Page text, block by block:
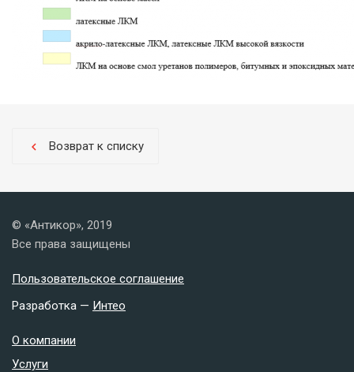
chevron_left Возврат к списку
© «Антикор», 2019
Все права защищены
Пользовательское соглашение
Разработка — Интео
О компании
Услуги